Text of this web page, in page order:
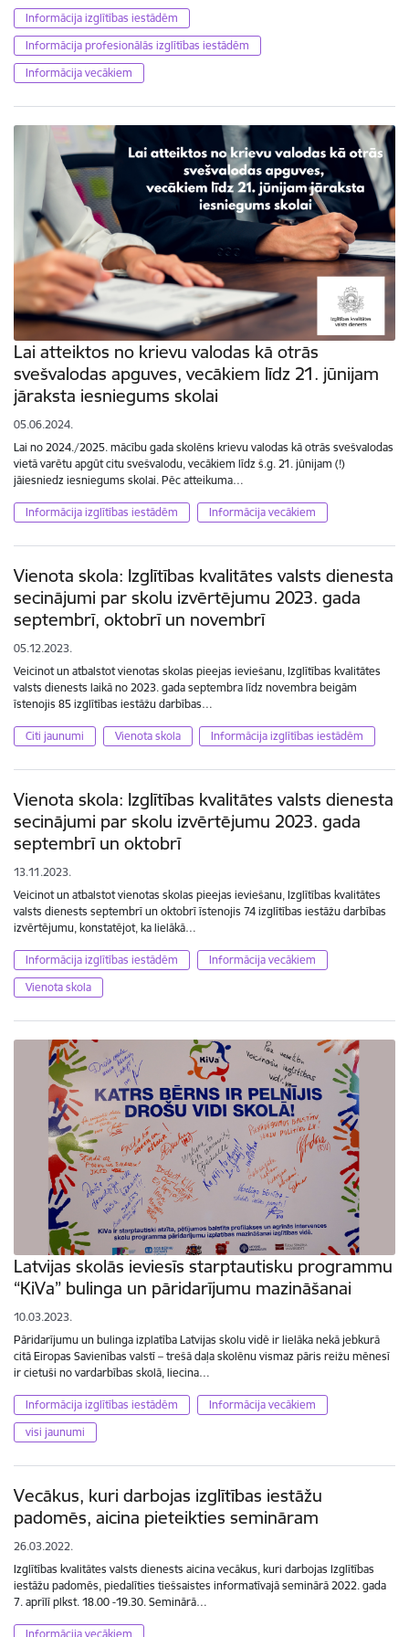
Informācija izglītības iestādēm
Informācija profesionālās izglītības iestādēm
Informācija vecākiem
Lai atteiktos no krievu valodas kā otrās
svešvalodas apguves, vecākiem līdz 21. jūnijam
jāraksta iesniegums skolai
05.06.2024.
Lai no 2024./2025. mācību gada skolēns krievu valodas kā otrās svešvalodas
vietā varētu apgūt citu svešvalodu, vecākiem līdz š.g. 21. jūnijam (!)
jāiesniedz iesniegums skolai. Pēc atteikuma…
Informācija izglītības iestādēm Informācija vecākiem
Vienota skola: Izglītības kvalitātes valsts dienesta
secinājumi par skolu izvērtējumu 2023. gada
septembrī, oktobrī un novembrī
05.12.2023.
Veicinot un atbalstot vienotas skolas pieejas ieviešanu, Izglītības kvalitātes
valsts dienests laikā no 2023. gada septembra līdz novembra beigām
īstenojis 85 izglītības iestāžu darbības…
Citi jaunumi Vienota skola Informācija izglītības iestādēm
Vienota skola: Izglītības kvalitātes valsts dienesta
secinājumi par skolu izvērtējumu 2023. gada
septembrī un oktobrī
13.11.2023.
Veicinot un atbalstot vienotas skolas pieejas ieviešanu, Izglītības kvalitātes
valsts dienests septembrī un oktobrī īstenojis 74 izglītības iestāžu darbības
izvērtējumu, konstatējot, ka lielākā…
Informācija izglītības iestādēm
Informācija vecākiem
Vienota skola
Latvijas skolās ieviesīs starptautisku programmu
“KiVa” bulinga un pāridarījumu mazināšanai
10.03.2023.
Pāridarījumu un bulinga izplatība Latvijas skolu vidē ir lielāka nekā jebkurā
citā Eiropas Savienības valstī – trešā daļa skolēnu vismaz pāris reižu mēnesī
ir cietuši no vardarbības skolā, liecina…
Informācija izglītības iestādēm
Informācija vecākiem
visi jaunumi
Vecākus, kuri darbojas izglītības iestāžu
padomēs, aicina pieteikties semināram
26.03.2022.
Izglītības kvalitātes valsts dienests aicina vecākus, kuri darbojas Izglītības
iestāžu padomēs, piedalīties tiešsaistes informatīvajā seminārā 2022. gada
7. aprīlī plkst. 18.00 -19.30. Seminārā…
Informācija vecākiem